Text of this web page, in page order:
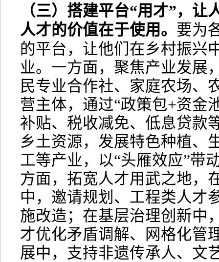
（三）搭建平台“用才”，让
人才的价值在于使用。 要为
的平台，让他们在乡村振兴
业。一方面，聚焦产业发展
民专业合作社、家庭农场、
营主体，通过“政策包+资金
补贴、税收减免、低息贷款
乡土资源，发展特色种植、
工等产业，以“头雁效应”带
方面，拓宽人才用武之地，
中，邀请规划、工程类人才
施改造；在基层治理创新中
才优化矛盾调解、网格化管
展中，支持非遗传承人、文